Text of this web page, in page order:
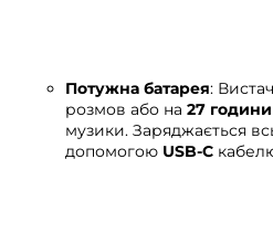
Потужна батарея:
розмов або на 27 години
музики. Заряджається
допомогою USB-C